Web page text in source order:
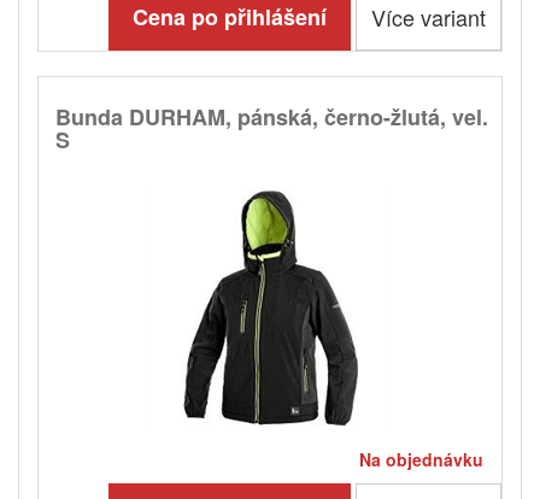
Cena po přihlášení Více variant
Bunda DURHAM, pánská, černo-žlutá, vel.
S
Na objednávku